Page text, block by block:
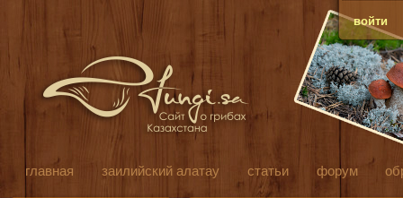
войти
главная заилийский алатау статьи форум